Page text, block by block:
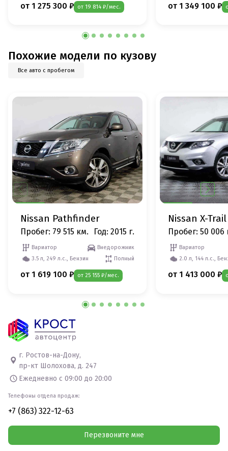
от 1 275 300 ₽ от 19 814 ₽/мес. от 1 349 100 ₽
Похожие модели по кузову
Все авто с пробегом
Nissan Pathfinder
Пробег: 79 515 км. Год: 2015 г.
Вариатор
Внедорожник
3.5 л, 249 л.с., Бензин
Полный
от 1 619 100 ₽ от 25 155 ₽/мес.
Nissan X-Trail
Пробег: 50 006
Вариатор
2.0 л, 144 л.с.,
от 1 413 000 ₽
г. Ростов-на-Дону,
пр-кт Шолохова, д. 247
Ежедневно с 09:00 до 20:00
Телефоны отдела продаж:
+7 (863) 322-12-63
Перезвоните мне